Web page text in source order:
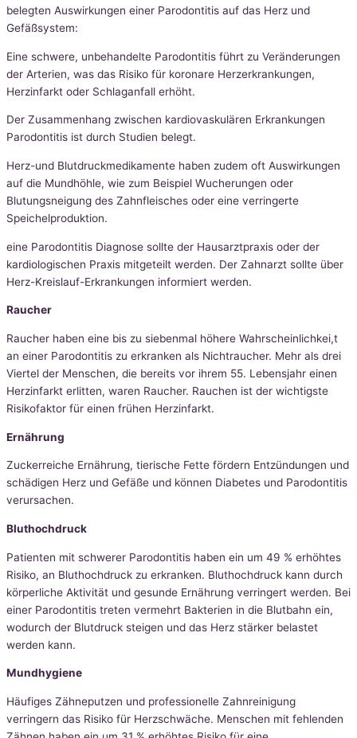
belegten Auswirkungen einer Parodontitis auf das Herz und
Gefäßsystem:
Eine schwere, unbehandelte Parodontitis führt zu Veränderungen
der Arterien, was das Risiko für koronare Herzerkrankungen,
Herzinfarkt oder Schlaganfall erhöht.
Der Zusammenhang zwischen kardiovaskulären Erkrankungen
Parodontitis ist durch Studien belegt.
Herz-und Blutdruckmedikamente haben zudem oft Auswirkungen
auf die Mundhöhle, wie zum Beispiel Wucherungen oder
Blutungsneigung des Zahnfleisches oder eine verringerte
Speichelproduktion.
eine Parodontitis Diagnose sollte der Hausarztpraxis oder der
kardiologischen Praxis mitgeteilt werden. Der Zahnarzt sollte über
Herz-Kreislauf-Erkrankungen informiert werden.
Raucher
Raucher haben eine bis zu siebenmal höhere Wahrscheinlichkei,t
an einer Parodontitis zu erkranken als Nichtraucher. Mehr als drei
Viertel der Menschen, die bereits vor ihrem 55. Lebensjahr einen
Herzinfarkt erlitten, waren Raucher. Rauchen ist der wichtigste
Risikofaktor für einen frühen Herzinfarkt.
Ernährung
Zuckerreiche Ernährung, tierische Fette fördern Entzündungen und
schädigen Herz und Gefäße und können Diabetes und Parodontitis
verursachen.
Bluthochdruck
Patienten mit schwerer Parodontitis haben ein um 49 % erhöhtes
Risiko, an Bluthochdruck zu erkranken. Bluthochdruck kann durch
körperliche Aktivität und gesunde Ernährung verringert werden. Bei
einer Parodontitis treten vermehrt Bakterien in die Blutbahn ein,
wodurch der Blutdruck steigen und das Herz stärker belastet
werden kann.
Mundhygiene
Häufiges Zähneputzen und professionelle Zahnreinigung
verringern das Risiko für Herzschwäche. Menschen mit fehlenden